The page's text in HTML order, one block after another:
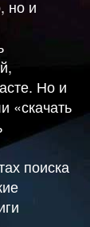
но и
Но и
«скачать
поиска